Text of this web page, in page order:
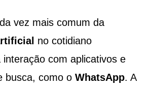
vez mais comum da
no cotidiano
interação com aplicativos e
busca, como o WhatsApp. A